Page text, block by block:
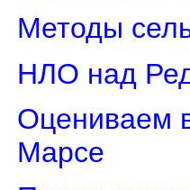
Методы
НЛО над
Оцениваем
Марсе